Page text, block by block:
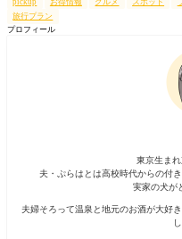
旅行プラン
プロフィール
東京生まれ
夫・ぷらはとは高校時代からの付
実家の犬が
夫婦そろって温泉と地元のお酒が大好